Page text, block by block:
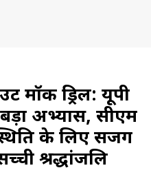
मॉक ड्रिल: यूपी
अभ्यास, सीएम
के लिए सजग
श्रद्धांजलि